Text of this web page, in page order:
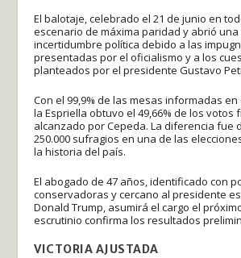
El balotaje, celebrado el 21 de junio en
escenario de máxima paridad y abrió
incertidumbre política debido a las
presentadas por el oficialismo y a los
planteados por el presidente Gustavo
Con el 99,9% de las mesas informadas
la Espriella obtuvo el 49,66% de los votos
alcanzado por Cepeda. La diferencia fue
250.000 sufragios en una de las
la historia del país.
El abogado de 47 años, identificado con
conservadoras y cercano al presidente
Donald Trump, asumirá el cargo el
escrutinio confirma los resultados
VICTORIA AJUSTADA